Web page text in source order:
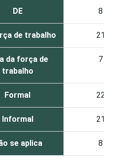
DE 8
de trabalho 21
da força de
trabalho
7
Formal 22
Informal 21
se aplica 8